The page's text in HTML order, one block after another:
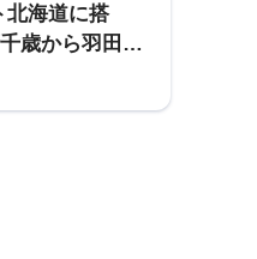
北海道に搭
歳から羽田へ